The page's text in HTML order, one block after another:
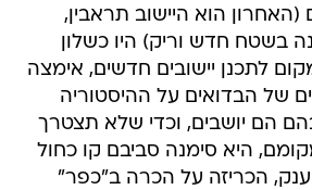
הוא היישוב תראבין,
בשטח חדש וריק) היו כשלון
לתכנן יישובים חדשים, אימצה
של הבדואים על ההיסטוריה
הם יושבים, וכדי שלא תצטרך
היא סימנה סביבם קו כחול
הכריזה על הכרה ב"כפר"